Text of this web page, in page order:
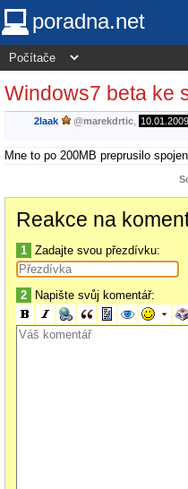
poradna.net
Windows7 beta ke
2laak @marekdrtic 10.01.2009
Mne to po 200MB preprusilo
Reakce na
1 Zadajte svou přezdívku:
2 Napište svůj komentář: